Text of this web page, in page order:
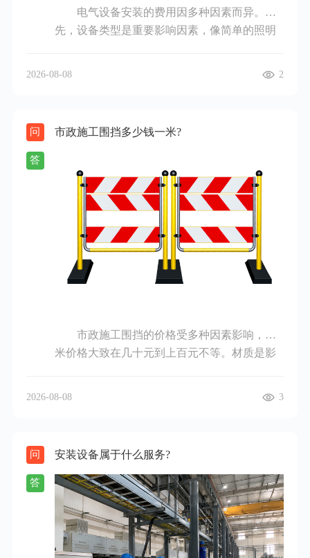
电气设备安装的费用因多种因素而异。首
先，设备类型是重要影响因素，像简单的照明
只需安装几台小型电机，费用相对较少；但大
会大幅上升。再者，安装难度也会影响价格，
如果安装环境复杂，如在狭窄空间、高处或有
特殊要求的场所安装，需要特殊的工具和技
术，费用会相应提高。另外，不同地区的经济
发展水平和人工成本不同，安装费用也有差
异，经济发达地区人工成本高，安装费用普遍
会比欠发达地区贵。一般来说，普通家庭的电
安装可能在几千元到上万元；工业厂房的电气
设备安装则可能从几万元到几十万元甚至更
2026-08-08 2
问 市政施工围挡多少钱一米?
答
市政施工围挡的价格受多种因素影响，每
米价格大致在几十元到上百元不等。材质是影
程。PVC围挡外观较为美观，色彩丰富，价格
通常在60 - 150元每米。这种围挡耐腐蚀性强、
强度较高，在城市道路施工中较为常用。金属
围挡，如不锈钢或铝合金材质的，价格相对较
高，每米约100 - 300元。其优点是坚固耐用、
美观大方，常应用于一些重点市政项目或对围
2026-08-08 3
问 安装设备属于什么服务?
答